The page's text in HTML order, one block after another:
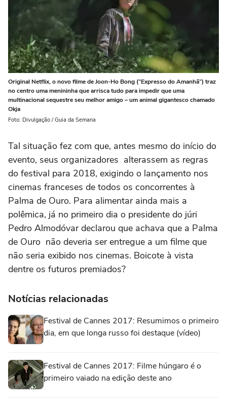
Original Netflix, o novo filme de Joon-Ho Bong (“Expresso do Amanhã”) traz
no centro uma menininha que arrisca tudo para impedir que uma
multinacional sequestre seu melhor amigo – um animal gigantesco chamado
Okja
Foto: Divulgação / Guia da Semana
Tal situação fez com que, antes mesmo do início do
evento, seus organizadores alterassem as regras
do festival para 2018, exigindo o lançamento nos
cinemas franceses de todos os concorrentes à
Palma de Ouro. Para alimentar ainda mais a
polêmica, já no primeiro dia o presidente do júri
Pedro Almodóvar declarou que achava que a Palma
de Ouro não deveria ser entregue a um filme que
não seria exibido nos cinemas. Boicote à vista
dentre os futuros premiados?
Notícias relacionadas
Festival de Cannes 2017: Resumimos o primeiro
dia, em que longa russo foi destaque (vídeo)
Festival de Cannes 2017: Filme húngaro é o
primeiro vaiado na edição deste ano